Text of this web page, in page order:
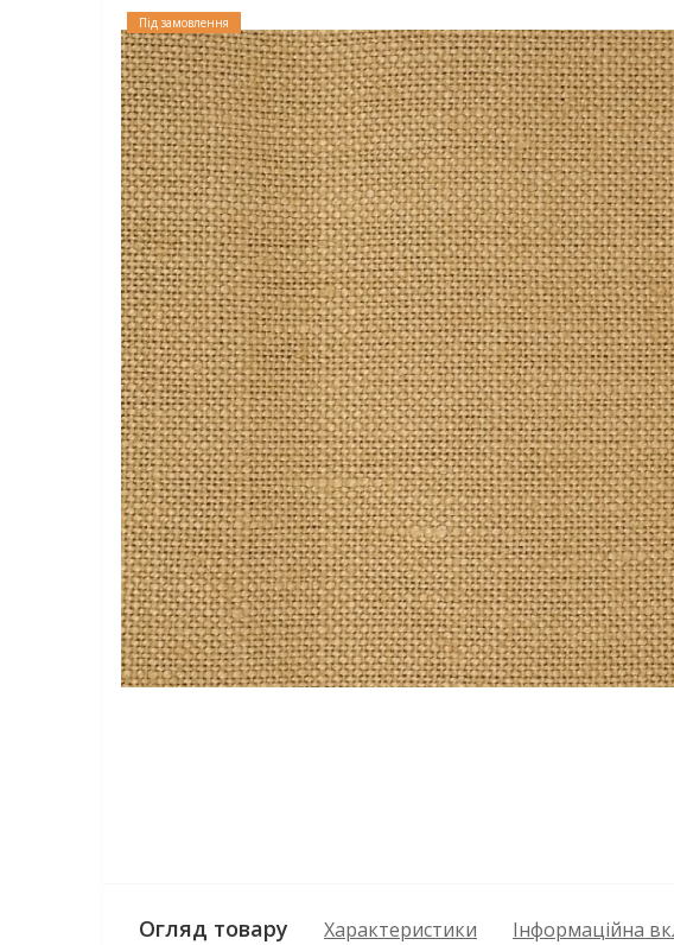
Під замовлення
Огляд товару Характеристики Інформаційна